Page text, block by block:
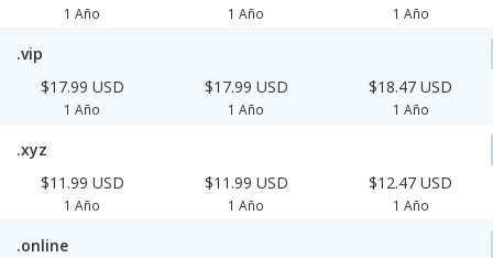
1 Año 1 Año 1 Año
.vip
$17.99 USD
1 Año
$17.99 USD
1 Año
$18.47 USD
1 Año
.xyz
$11.99 USD
1 Año
$11.99 USD
1 Año
$12.47 USD
1 Año
.online